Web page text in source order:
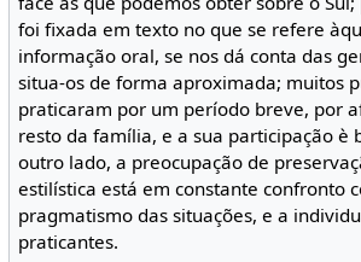
foi fixada em texto no que se refere
informação oral, se nos dá conta das
situa-os de forma aproximada; muitos
praticaram por um período breve, por
resto da família, e a sua participação è
outro lado, a preocupação de
estilística está em constante confronto
pragmatismo das situações, e a
praticantes.